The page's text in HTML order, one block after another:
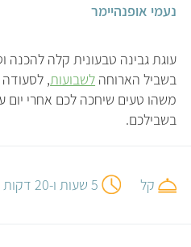
נעמי אופנהיימר
עוגת גבינה טבעונית קלה להכנה
בשביל הארוחה לשבועות, לסעודה
משהו טעים שיחכה לכם אחרי יום
בשבילכם.
קל 5 שעות ו-20 דקות